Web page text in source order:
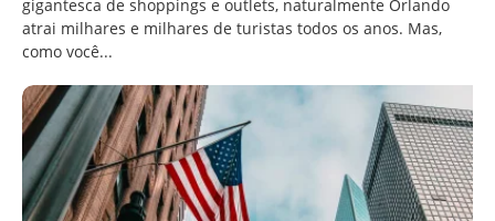
gigantesca de shoppings e outlets, naturalmente Orlando
atrai milhares e milhares de turistas todos os anos. Mas,
como você...